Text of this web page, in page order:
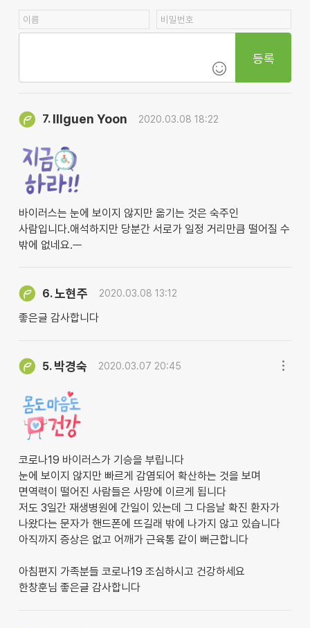
등록
7. Illguen Yoon 2020.03.08 18:22
바이러스는 눈에 보이지 않지만 옮기는 것은 숙주인
사람입니다.애석하지만 당분간 서로가 일정 거리만큼 떨어질 수
밖에 없네요.ㅡ
6.노현주 2020.03.08 13:12
좋은글 감사합니다
5. 박경숙 2020.03.07 20:45
코로나19 바이러스가 기승을 부립니다
눈에 보이지 않지만 빠르게 감염되어 확산하는 것을 보며
면역력이 떨어진 사람들은 사망에 이르게 됩니다
저도 3일간 재생병원에 간일이 있는데 그 다음날 확진 환자가
나왔다는 문자가 핸드폰에 뜨길래 밖에 나가지 않고 있습니다
아직까지 증상은 없고 어깨가 근육통 같이 뻐근합니다
아침편지 가족분들 코로나19 조심하시고 건강하세요
한창훈님 좋은글 감사합니다